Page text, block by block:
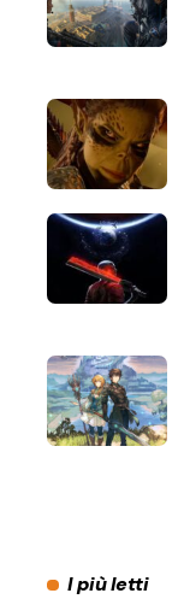
I più letti